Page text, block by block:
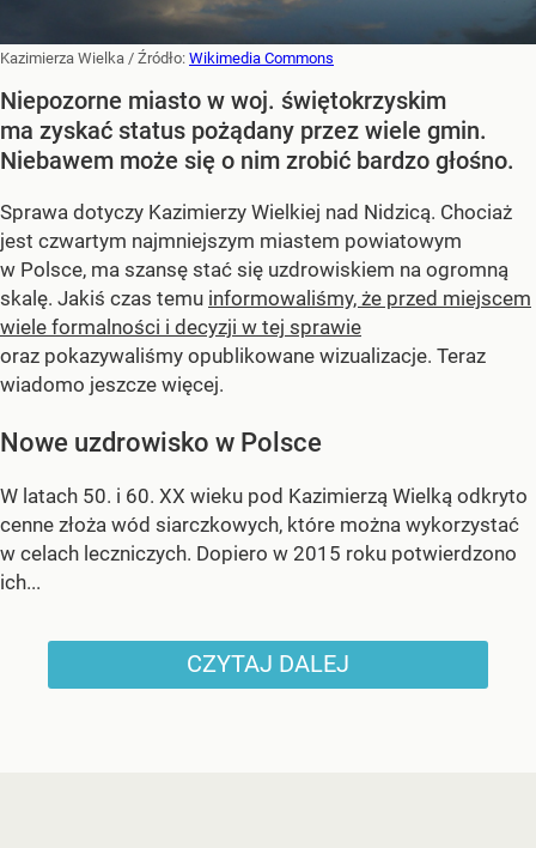
Kazimierza Wielka / Źródło: Wikimedia Commons
Niepozorne miasto w woj. świętokrzyskim
ma zyskać status pożądany przez wiele gmin.
Niebawem może się o nim zrobić bardzo głośno.
Sprawa dotyczy Kazimierzy Wielkiej nad Nidzicą. Chociaż
jest czwartym najmniejszym miastem powiatowym
w Polsce, ma szansę stać się uzdrowiskiem na ogromną
skalę. Jakiś czas temu informowaliśmy, że przed miejscem
wiele formalności i decyzji w tej sprawie
oraz pokazywaliśmy opublikowane wizualizacje. Teraz
wiadomo jeszcze więcej.
Nowe uzdrowisko w Polsce
W latach 50. i 60. XX wieku pod Kazimierzą Wielką odkryto
cenne złoża wód siarczkowych, które można wykorzystać
w celach leczniczych. Dopiero w 2015 roku potwierdzono
ich...
CZYTAJ DALEJ